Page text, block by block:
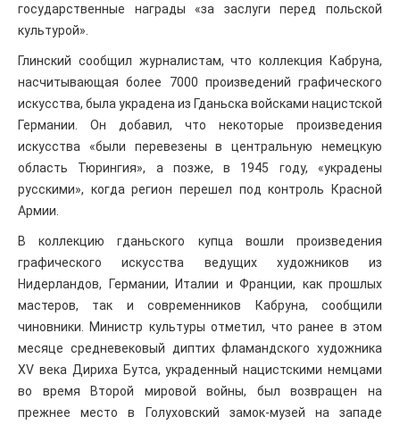
государственные награды «за заслуги перед польской
культурой».
Глинский сообщил журналистам, что коллекция Кабруна,
насчитывающая более 7000 произведений графического
искусства, была украдена из Гданьска войсками нацистской
Германии. Он добавил, что некоторые произведения
искусства «были перевезены в центральную немецкую
область Тюрингия», а позже, в 1945 году, «украдены
русскими», когда регион перешел под контроль Красной
Армии.
В коллекцию гданьского купца вошли произведения
графического искусства ведущих художников из
Нидерландов, Германии, Италии и Франции, как прошлых
мастеров, так и современников Кабруна, сообщили
чиновники. Министр культуры отметил, что ранее в этом
месяце средневековый диптих фламандского художника
XV века Дириха Бутса, украденный нацистскими немцами
во время Второй мировой войны, был возвращен на
прежнее место в Голуховский замок-музей на западе